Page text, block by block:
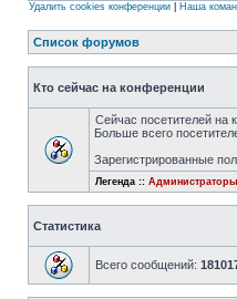
Удалить cookies конференции Наша
Список форумов
Кто сейчас на конференции
Сейчас посетителей на
Больше всего
Зарегистрированные
Легенда :: Администраторы
Статистика
Всего сообщений: